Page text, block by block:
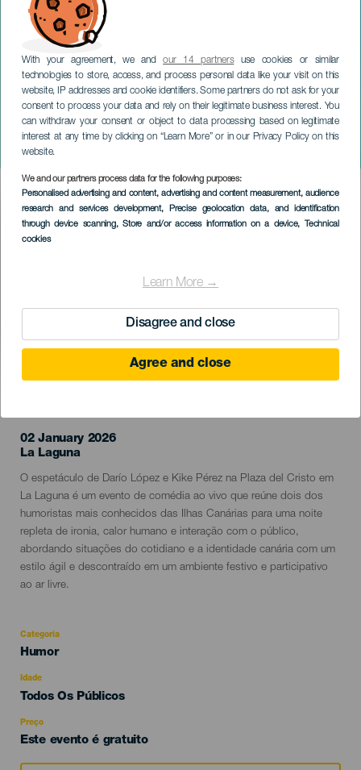
With your agreement, we andour 14 partnersuse cookies or similar
technologies to store, access, and process personal data like your visit on this
website, IP addresses and cookie identifiers. Some partners do not ask for your
consent to process your data and rely on their legitimate business interest. You
can withdraw your consent or object to data processing based on legitimate
interest at any time by clicking on “Learn More” or in our Privacy Policy on this
website.
We and our partners process data for the following purposes:
Personalised advertising and content, advertising and content measurement, audience
research and services development, Precise geolocation data, and identification
through device scanning, Store and/or access information on a device, Technical
cookies
Learn More →
Disagree and close
Agree and close
Darío López & Kike Pérez
TENERIFE
Imagen
Listado
02 January 2026
Localidad
La Laguna
Descripción
del
evento
O espetáculo de Darío López e Kike Pérez na Plaza del Cristo em
La Laguna é um evento de comédia ao vivo que reúne dois dos
humoristas mais conhecidos das Ilhas Canárias para uma noite
repleta de ironia, calor humano e interação com o público,
abordando situações do cotidiano e a identidade canária com um
estilo ágil e descontraído em um ambiente festivo e participativo
ao ar livre.
Categoria
Categoría
evento
Humor
Idade
Edad
Todos Os Públicos
Preço
Este evento é gratuito